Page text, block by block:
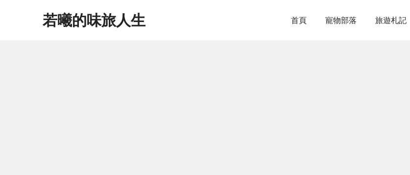
若曦的味旅人生 首頁 寵物部落 旅遊札記